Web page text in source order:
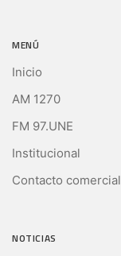
MENÚ
Inicio
AM 1270
FM 97.UNE
Institucional
Contacto comercial
NOTICIAS